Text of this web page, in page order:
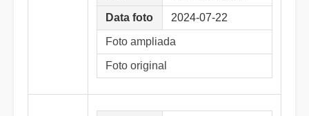
Data foto 2024-07-22
Foto ampliada
Foto original